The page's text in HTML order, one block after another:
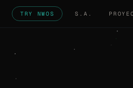
TRY NWOS S.A.